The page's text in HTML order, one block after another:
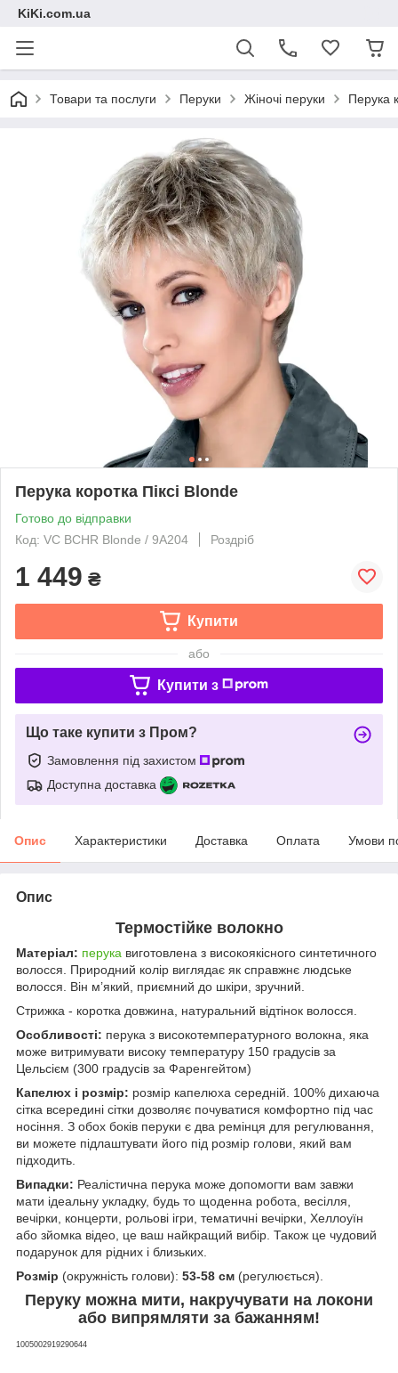
KiKi.com.ua
Товари та послуги Перуки Жіночі перуки Перука
Перука коротка Піксі Blonde
Готово до відправки
Код: VC BCHR Blonde / 9A204
Роздріб
1 449 ₴
Купити
або
Купити з
Що таке купити з Пром?
Замовлення під захистом
Доступна доставка
Опис Характеристики Доставка Оплата Умови
Опис
Термостійке волокно
Матеріал: перука виготовлена з високоякісного синтетичного
волосся. Природний колір виглядає як справжнє людське
волосся. Він м’який, приємний до шкіри, зручний.
Стрижка - коротка довжина, натуральний відтінок волосся.
Особливості: перука з високотемпературного волокна, яка
може витримувати високу температуру 150 градусів за
Цельсієм (300 градусів за Фаренгейтом)
Капелюх і розмір: розмір капелюха середній. 100% дихаюча
сітка всередині сітки дозволяє почуватися комфортно під час
носіння. З обох боків перуки є два ремінця для регулювання,
ви можете підлаштувати його під розмір голови, який вам
підходить.
Випадки: Реалістична перука може допомогти вам завжи
мати ідеальну укладку, будь то щоденна робота, весілля,
вечірки, концерти, рольові ігри, тематичні вечірки, Хеллоуїн
або зйомка відео, це ваш найкращий вибір. Також це чудовий
подарунок для рідних і близьких.
Розмір (окружність голови): 53-58 см (регулюється).
Перуку можна мити, накручувати на локони
або випрямляти за бажанням!
1005002919290644